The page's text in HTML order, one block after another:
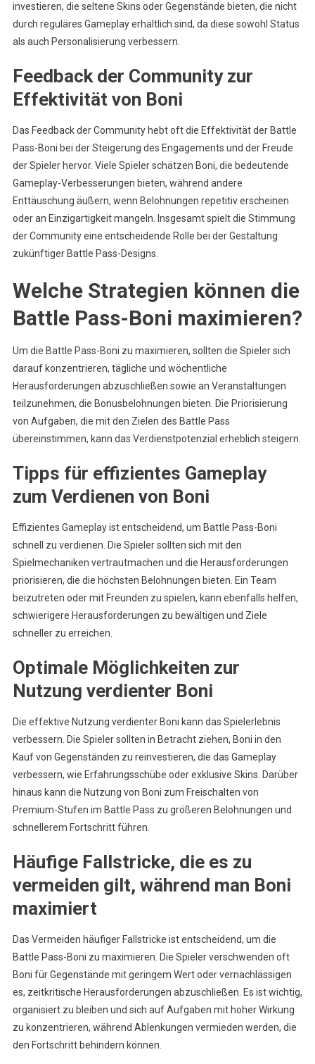
investieren, die seltene Skins oder Gegenstände bieten, die nicht
durch reguläres Gameplay erhältlich sind, da diese sowohl Status
als auch Personalisierung verbessern.
Feedback der Community zur
Effektivität von Boni
Das Feedback der Community hebt oft die Effektivität der Battle
Pass-Boni bei der Steigerung des Engagements und der Freude
der Spieler hervor. Viele Spieler schätzen Boni, die bedeutende
Gameplay-Verbesserungen bieten, während andere
Enttäuschung äußern, wenn Belohnungen repetitiv erscheinen
oder an Einzigartigkeit mangeln. Insgesamt spielt die Stimmung
der Community eine entscheidende Rolle bei der Gestaltung
zukünftiger Battle Pass-Designs.
Welche Strategien können die
Battle Pass-Boni maximieren?
Um die Battle Pass-Boni zu maximieren, sollten die Spieler sich
darauf konzentrieren, tägliche und wöchentliche
Herausforderungen abzuschließen sowie an Veranstaltungen
teilzunehmen, die Bonusbelohnungen bieten. Die Priorisierung
von Aufgaben, die mit den Zielen des Battle Pass
übereinstimmen, kann das Verdienstpotenzial erheblich steigern.
Tipps für effizientes Gameplay
zum Verdienen von Boni
Effizientes Gameplay ist entscheidend, um Battle Pass-Boni
schnell zu verdienen. Die Spieler sollten sich mit den
Spielmechaniken vertrautmachen und die Herausforderungen
priorisieren, die die höchsten Belohnungen bieten. Ein Team
beizutreten oder mit Freunden zu spielen, kann ebenfalls helfen,
schwierigere Herausforderungen zu bewältigen und Ziele
schneller zu erreichen.
Optimale Möglichkeiten zur
Nutzung verdienter Boni
Die effektive Nutzung verdienter Boni kann das Spielerlebnis
verbessern. Die Spieler sollten in Betracht ziehen, Boni in den
Kauf von Gegenständen zu reinvestieren, die das Gameplay
verbessern, wie Erfahrungsschübe oder exklusive Skins. Darüber
hinaus kann die Nutzung von Boni zum Freischalten von
Premium-Stufen im Battle Pass zu größeren Belohnungen und
schnellerem Fortschritt führen.
Häufige Fallstricke, die es zu
vermeiden gilt, während man Boni
maximiert
Das Vermeiden häufiger Fallstricke ist entscheidend, um die
Battle Pass-Boni zu maximieren. Die Spieler verschwenden oft
Boni für Gegenstände mit geringem Wert oder vernachlässigen
es, zeitkritische Herausforderungen abzuschließen. Es ist wichtig,
organisiert zu bleiben und sich auf Aufgaben mit hoher Wirkung
zu konzentrieren, während Ablenkungen vermieden werden, die
den Fortschritt behindern können.